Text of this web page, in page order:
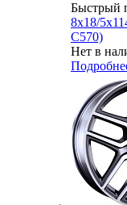
Быстрый
8x18/
C570)
Нет в